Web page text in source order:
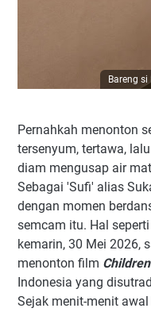
Bareng
Pernahkah menonton
tersenyum, tertawa,
diam mengusap air
Sebagai 'Sufi' alias
dengan momen
semcam itu. Hal
kemarin, 30 Mei 2026,
menonton film
Indonesia yang
Sejak menit-menit